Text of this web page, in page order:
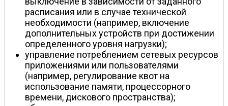
расписания или в случае технической
необходимости (например, включение
дополнительных устройств при достижении
определенного уровня нагрузки);
управление потреблением сетевых ресурсов
приложениями или пользователями
(например, регулирование квот на
использование памяти, процессорного
времени, дискового пространства);